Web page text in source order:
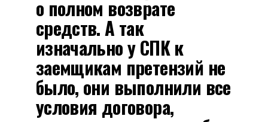
о полном возврате
средств. А так
изначально у СПК к
заемщикам претензий не
было, они выполнили все
условия договора,